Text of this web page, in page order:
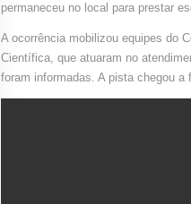
permaneceu no local para prestar
A ocorrência mobilizou equipes do
Científica, que atuaram no
foram informadas. A pista chegou